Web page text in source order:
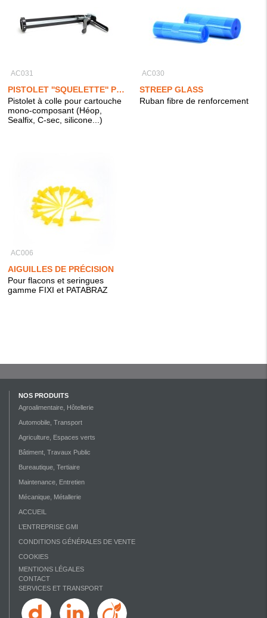
AC031
PISTOLET ''SQUELETTE'' PRO
Pistolet à colle pour cartouche
mono-composant (Héop,
Sealfix, C-sec, silicone...)
AC030
STREEP GLASS
Ruban fibre de renforcement
AC006
AIGUILLES DE PRÉCISION
Pour flacons et seringues
gamme FIXI et PATABRAZ
NOS PRODUITS
Agroalimentaire, Hôtellerie
Automobile, Transport
Agriculture, Espaces verts
Bâtiment, Travaux Public
Bureautique, Tertiaire
Maintenance, Entretien
Mécanique, Métallerie
ACCUEIL
L’ENTREPRISE GMI
CONDITIONS GÉNÉRALES DE VENTE
COOKIES
MENTIONS LÉGALES
CONTACT
SERVICES ET TRANSPORT